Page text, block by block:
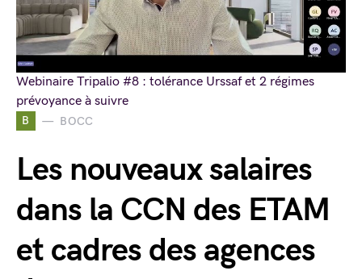
B BOCC
Les nouveaux salaires
dans la CCN des ETAM
et cadres des agences
Webinaire Tripalio #8 : tolérance Urssaf et 2 régimes
prévoyance à suivre